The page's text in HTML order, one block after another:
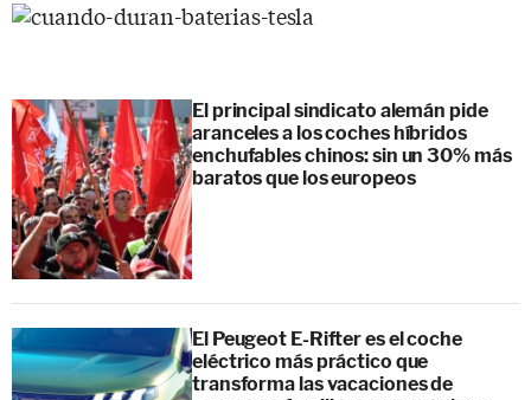
El principal sindicato alemán pide
aranceles a los coches híbridos
enchufables chinos: sin un 30% más
baratos que los europeos
El Peugeot E-Rifter es el coche
eléctrico más práctico que
transforma las vacaciones de